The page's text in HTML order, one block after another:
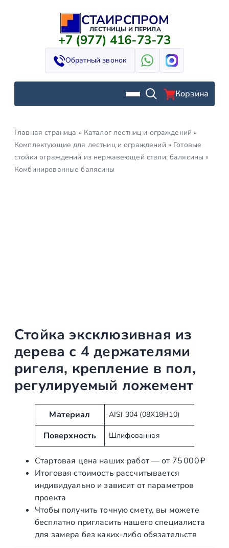
СТАИРСПРОМ
ЛЕСТНИЦЫ И ПЕРИЛА
+7 (977) 416-73-73
Обратный звонок
Корзина
Главная страница » Каталог лестниц и ограждений »
Комплектующие для лестниц и ограждений » Готовые
стойки ограждений из нержавеющей стали, балясины »
Комбинированные балясины
Стойка эксклюзивная из
дерева с 4 держателями
ригеля, крепление в пол,
регулируемый ложемент
т
р
б
у
т
ы
З
н
а
е
н
и
е
Материал AISI 304 (08Х18Н10)
Поверхность Шлифованная
Стартовая цена наших работ — от 75 000 ₽
Итоговая стоимость рассчитывается
индивидуально и зависит от параметров
проекта
Чтобы получить точную смету, вы можете
бесплатно пригласить нашего специалиста
для замера без каких‑либо обязательств